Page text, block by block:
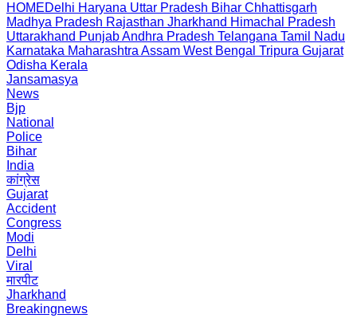
HOMEDelhi Haryana Uttar Pradesh Bihar Chhattisgarh
Madhya Pradesh Rajasthan Jharkhand Himachal Pradesh
Uttarakhand PunjabAndhra Pradesh Telangana Tamil Nadu
Karnataka Maharashtra Assam West Bengal Tripura Gujarat
Odisha Kerala
Jansamasya
News
Bjp
National
Police
Bihar
India
कांग्रेस
Gujarat
Accident
Congress
Modi
Delhi
Viral
मारपीट
Jharkhand
Breakingnews